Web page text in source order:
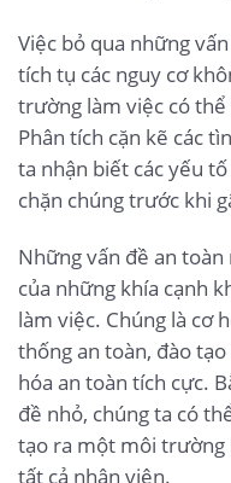
Việc bỏ qua những
tích tụ các nguy cơ
trường làm việc có thể
Phân tích cặn kẽ các
ta nhận biết các yếu
chặn chúng trước khi
Những vấn đề an
của những khía cạnh
làm việc. Chúng là cơ
thống an toàn, đào
hóa an toàn tích cực.
đề nhỏ, chúng ta có
tạo ra một môi trường
tất cả nhân viên.